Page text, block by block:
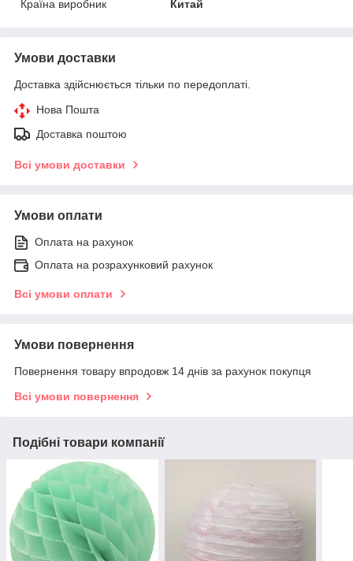
Країна виробник Китай
Умови доставки
Доставка здійснюється тільки по передоплаті.
Нова Пошта
Доставка поштою
Всі умови доставки
Умови оплати
Оплата на рахунок
Оплата на розрахунковий рахунок
Всі умови оплати
Умови повернення
Повернення товару впродовж 14 днів за рахунок покупця
Всі умови повернення
Подібні товари компанії